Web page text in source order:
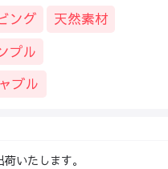
ング
天然素材
プル
ブル
いたします。